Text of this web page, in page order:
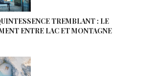
TREMBLANT : LE
ENTRE LAC ET MONTAGNE